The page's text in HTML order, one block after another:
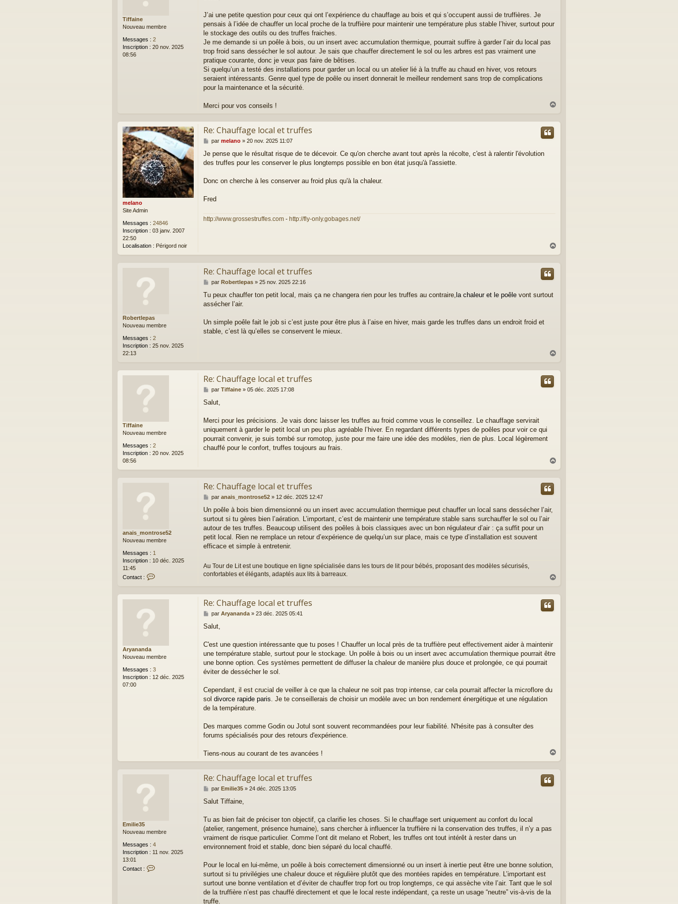
Tiffaine
Nouveau membre
Messages : 2
Inscription : 20 nov. 2025
08:56
a
J’ai une petite question pour ceux qui ont l’expérience du chauffage au bois et qui s’occupent aussi de truffières. Je
pensais à l’idée de chauffer un local proche de la truffière pour maintenir une température plus stable l’hiver, surtout pour
le stockage des outils ou des truffes fraiches.
Je me demande si un poêle à bois, ou un insert avec accumulation thermique, pourrait suffire à garder l’air du local pas
trop froid sans dessécher le sol autour. Je sais que chauffer directement le sol ou les arbres est pas vraiment une
pratique courante, donc je veux pas faire de bêtises.
Si quelqu’un a testé des installations pour garder un local ou un atelier lié à la truffe au chaud en hiver, vos retours
seraient intéressants. Genre quel type de poêle ou insert donnerait le meilleur rendement sans trop de complications
pour la maintenance et la sécurité.
Merci pour vos conseils !
u
melano
Site Admin
Messages : 24846
Inscription : 03 janv. 2007
22:50
Localisation : Périgord noir
Re: Chauffage local et truffes
M
s
s
par melano» 20 nov. 2025 11:07
Je pense que le résultat risque de te décevoir. Ce qu'on cherche avant tout après la récolte, c'est à ralentir l'évolution
des truffes pour les conserver le plus longtemps possible en bon état jusqu'à l'assiette.
Donc on cherche à les conserver au froid plus qu'à la chaleur.
Fred
http://www.grossestruffes.com - http://fly-only.gobages.net/
a
Robertlepas
Nouveau membre
Messages : 2
Inscription : 25 nov. 2025
22:13
Re: Chauffage local et truffes
M
s
s
par Robertlepas» 25 nov. 2025 22:16
Tu peux chauffer ton petit local, mais ça ne changera rien pour les truffes au contraire, la chaleur et le poêle vont surtout
assécher l’air.
Un simple poêle fait le job si c’est juste pour être plus à l’aise en hiver, mais garde les truffes dans un endroit froid et
stable, c’est là qu’elles se conservent le mieux.
u
Tiffaine
Nouveau membre
Messages : 2
Inscription : 20 nov. 2025
08:56
Re: Chauffage local et truffes
M
s
a
g
par Tiffaine» 05 déc. 2025 17:08
Salut,
Merci pour les précisions. Je vais donc laisser les truffes au froid comme vous le conseillez. Le chauffage servirait
uniquement à garder le petit local un peu plus agréable l’hiver. En regardant différents types de poêles pour voir ce qui
pourrait convenir, je suis tombé sur romotop , juste pour me faire une idée des modèles, rien de plus. Local légèrement
chauffé pour le confort, truffes toujours au frais.
a
anais_montrose52
Nouveau membre
Messages : 1
Inscription : 10 déc. 2025
11:45
Contact :
a
_
Re: Chauffage local et truffes
M
s
s
a
g
par anais_montrose52» 12 déc. 2025 12:47
Un poêle à bois bien dimensionné ou un insert avec accumulation thermique peut chauffer un local sans dessécher l’air,
surtout si tu gères bien l’aération. L’important, c’est de maintenir une température stable sans surchauffer le sol ou l’air
autour de tes truffes. Beaucoup utilisent des poêles à bois classiques avec un bon régulateur d’air : ça suffit pour un
petit local. Rien ne remplace un retour d’expérience de quelqu’un sur place, mais ce type d’installation est souvent
efficace et simple à entretenir.
Au Tour de Lit est une boutique en ligne spécialisée dans les tours de lit pour bébés, proposant des modèles sécurisés,
confortables et élégants, adaptés aux lits à barreaux.
u
Aryananda
Nouveau membre
Messages : 3
Inscription : 12 déc. 2025
07:00
Re: Chauffage local et truffes
M
s
a
par Aryananda» 23 déc. 2025 05:41
Salut,
C'est une question intéressante que tu poses ! Chauffer un local près de ta truffière peut effectivement aider à maintenir
une température stable, surtout pour le stockage. Un poêle à bois ou un insert avec accumulation thermique pourrait être
une bonne option. Ces systèmes permettent de diffuser la chaleur de manière plus douce et prolongée, ce qui pourrait
éviter de dessécher le sol.
Cependant, il est crucial de veiller à ce que la chaleur ne soit pas trop intense, car cela pourrait affecter la microflore du
sol divorce rapide paris . Je te conseillerais de choisir un modèle avec un bon rendement énergétique et une régulation
de la température.
Des marques comme Godin ou Jotul sont souvent recommandées pour leur fiabilité. N'hésite pas à consulter des
forums spécialisés pour des retours d'expérience.
Tiens-nous au courant de tes avancées !
a
Emilie35
Nouveau membre
Messages : 4
Inscription : 11 nov. 2025
13:01
Contact :
Re: Chauffage local et truffes
M
s
a
g
par Emilie35» 24 déc. 2025 13:05
Salut Tiffaine,
Tu as bien fait de préciser ton objectif, ça clarifie les choses. Si le chauffage sert uniquement au confort du local
(atelier, rangement, présence humaine) , sans chercher à influencer la truffière ni la conservation des truffes, il n’y a pas
vraiment de risque particulier. Comme l’ont dit melano et Robert, les truffes ont tout intérêt à rester dans un
environnement froid et stable, donc bien séparé du local chauffé.
Pour le local en lui-même, un poêle à bois correctement dimensionné ou un insert à inertie peut être une bonne solution,
surtout si tu privilégies une chaleur douce et régulière plutôt que des montées rapides en température. L’important est
surtout une bonne ventilation et d’éviter de chauffer trop fort ou trop longtemps, ce qui assèche vite l’air. Tant que le sol
de la truffière n’est pas chauffé directement et que le local reste indépendant, ça reste un usage “neutre” vis-à-vis de la
truffe.